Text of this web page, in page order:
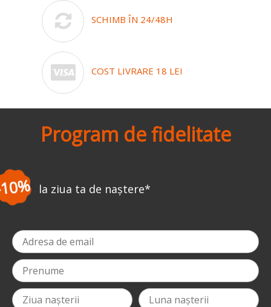
SCHIMB ÎN 24/48H
COST LIVRARE 18 LEI
Program de fidelitate
-3% la prima comandă